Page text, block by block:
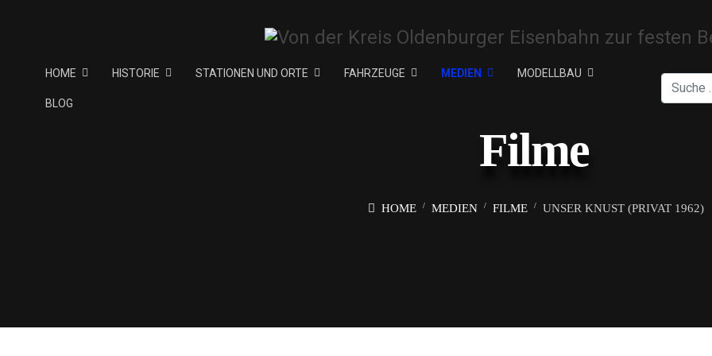
HOME HISTORIE STATIONEN UND ORTE FAHRZEUGE MEDIEN MODELLBAU
BLOG
Suchen
Filme
HOME MEDIEN FILME UNSER KNUST (PRIVAT 1962)